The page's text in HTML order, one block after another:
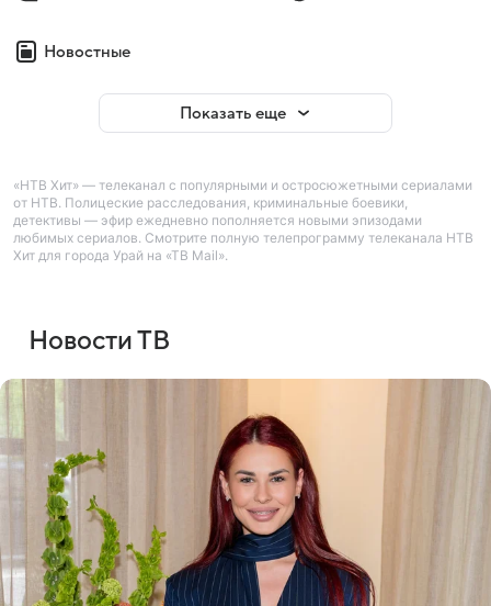
Новостные
Показать еще
«НТВ Хит» — телеканал с популярными и остросюжетными сериалами
от НТВ. Полицеские расследования, криминальные боевики,
детективы — эфир ежедневно пополняется новыми эпизодами
любимых сериалов. Смотрите полную телепрограмму телеканала НТВ
Хит для города Урай на «ТВ Mail».
Новости ТВ